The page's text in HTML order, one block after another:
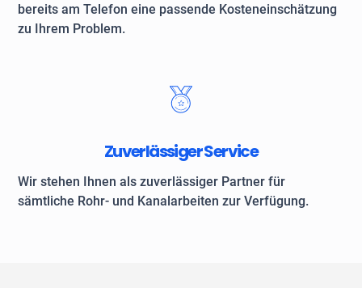
bereits am Telefon eine passende Kosteneinschätzung
zu Ihrem Problem.
Zuverlässiger Service
Wir stehen Ihnen als zuverlässiger Partner für
sämtliche Rohr- und Kanalarbeiten zur Verfügung.